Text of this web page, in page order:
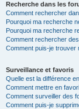
Recherche dans les
Comment rechercher
Pourquoi ma recherche
Pourquoi ma recherche
Comment rechercher
Comment puis-je
Surveillance et favoris
Quelle est la différence
Comment mettre en
Comment surveiller des
Comment puis-je